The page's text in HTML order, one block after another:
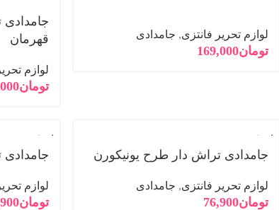
لوازم تحریر فانتزی, جامدادی
تومان169,000
جامدادی
قهرمان
لوازم
تومان
فروخته
شده
جامدادی تراش دار طرح یونیکورن
لوازم تحریر فانتزی, جامدادی
تومان76,900
فروخته
شده
جامدادی
لوازم
تومان